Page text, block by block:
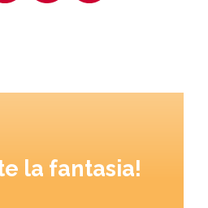
la fantasia!